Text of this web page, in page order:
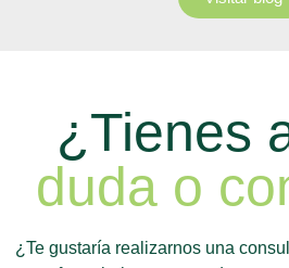
¿Tienes
duda o
¿Te gustaría realizarnos una